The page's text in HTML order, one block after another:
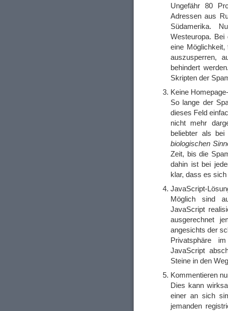
Ungefähr 80
Adressen aus
Südamerika.
Westeuropa.
eine Möglichkeit,
auszusperren,
behindert
Skripten der
Keine
So lange der
dieses Feld
nicht mehr
beliebter als
biologischen
Zeit, bis die
dahin ist bei
klar, dass es
JavaScript-
Möglich sind
JavaScript
ausgerechnet
angesichts der
Privatsphäre
JavaScript
Steine in den
Kommentieren
Dies kann
einer an sich
jemanden